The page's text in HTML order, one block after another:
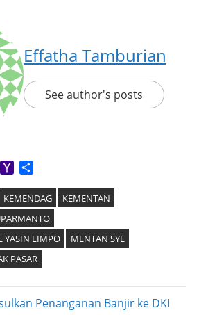
Effatha Tamburian
See author's posts
GmailYahoo
KEMENDAG
KEMENTAN
YASIN LIMPO
MENTAN SYL
PASAR
Penanganan Banjir ke DKI